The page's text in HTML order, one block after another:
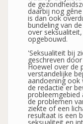
de
daarbij nog
is dan ook
bundeling van
over
opgebouwd.
'Seksualiteit bij
geschreven
Hoewel over de
verstandelijke
aandoening ook
de redactie er
probleemgebied
de problemen
ziekte of een
resultaat is een